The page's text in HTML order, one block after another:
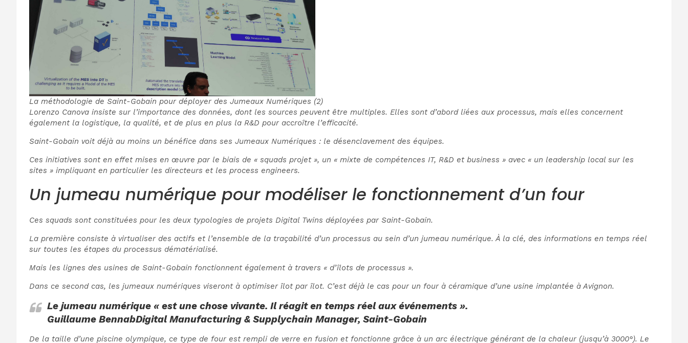
La méthodologie de Saint-Gobain pour déployer des Jumeaux Numériques (2)
Lorenzo Canova insiste sur l’importance des données, dont les sources peuvent être multiples. Elles sont d’abord liées aux processus, mais elles concernent
également la logistique, la qualité, et de plus en plus la R&D pour accroître l’efficacité.
Saint-Gobain voit déjà au moins un bénéfice dans ses Jumeaux Numériques : le désenclavement des équipes.
Ces initiatives sont en effet mises en œuvre par le biais de « squads projet », un « mixte de compétences IT, R&D et business » avec « un leadership local sur les
sites » impliquant en particulier les directeurs et les process engineers.
Un jumeau numérique pour modéliser le fonctionnement d’un four
Ces squads sont constituées pour les deux typologies de projets Digital Twins déployées par Saint-Gobain.
La première consiste à virtualiser des actifs et l’ensemble de la traçabilité d’un processus au sein d’un jumeau numérique. À la clé, des informations en temps réel
sur toutes les étapes du processus dématérialisé.
Mais les lignes des usines de Saint-Gobain fonctionnent également à travers « d’îlots de processus ».
Dans ce second cas, les jumeaux numériques viseront à optimiser îlot par îlot. C’est déjà le cas pour un four à céramique d’une usine implantée à Avignon.
Le jumeau numérique « est une chose vivante. Il réagit en temps réel aux événements ».
Guillaume BennabDigital Manufacturing & Supplychain Manager, Saint-Gobain
De la taille d’une piscine olympique, ce type de four est rempli de verre en fusion et fonctionne grâce à un arc électrique générant de la chaleur (jusqu’à 3000°). Le